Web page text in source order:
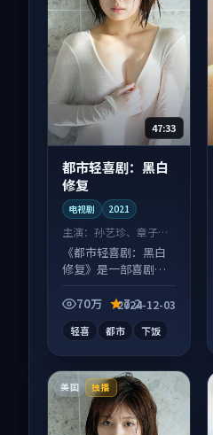
47:33
都市轻喜剧：黑白
修复
电视剧 2021
主演： 孙艺珍、章子怡
等
《都市轻喜剧：黑白
修复》是一部喜剧向
成长为内核，情感戏
70万 7.2
2024-12-03
轻喜 都市 下饭
美国 独播